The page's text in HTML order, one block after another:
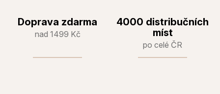
Doprava zdarma
nad 1499 Kč
4000 distribučních
míst
po celé ČR